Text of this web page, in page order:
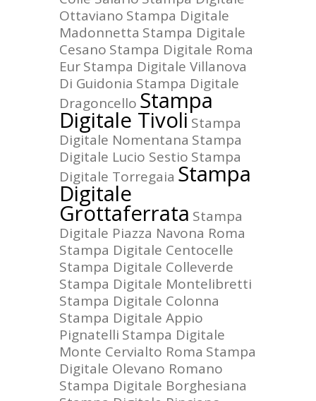
Ottaviano Stampa Digitale
Madonnetta Stampa Digitale
Cesano Stampa Digitale Roma
EurStampa Digitale Villanova
Di Guidonia Stampa Digitale
Dragoncello Stampa
Digitale Tivoli Stampa
Digitale Nomentana Stampa
Digitale Lucio Sestio Stampa
Digitale Torregaia Stampa
Digitale
Grottaferrata Stampa
Digitale Piazza Navona Roma
Stampa Digitale Centocelle
Stampa Digitale Colleverde
Stampa Digitale Montelibretti
Stampa Digitale Colonna
Stampa Digitale Appio
Pignatelli Stampa Digitale
Monte Cervialto Roma Stampa
Digitale Olevano Romano
Stampa Digitale Borghesiana